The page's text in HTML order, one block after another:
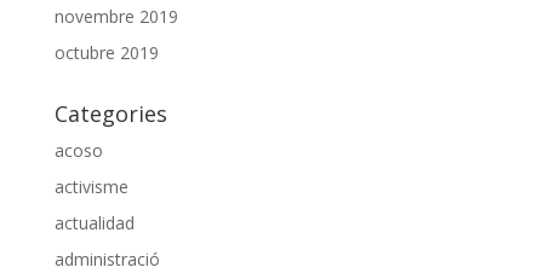
novembre 2019
octubre 2019
Categories
acoso
activisme
actualidad
administració